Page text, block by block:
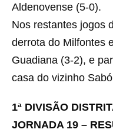
Aldenovense (5-0).
Nos restantes jogos
derrota do Milfontes
Guadiana (3-2), e
casa do vizinho
1ª DIVISÃO
JORNADA 19 –